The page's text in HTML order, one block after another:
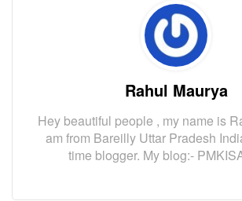
Rahul Maurya
Hey beautiful people , my name is
am from Bareilly Uttar Pradesh
time blogger. My blog:-